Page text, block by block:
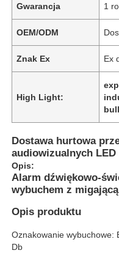
Gwarancja 1
OEM/ODM
Znak Ex Ex
High Light:
Dostawa hurtowa
audiowizualnych
Opis:
Alarm dźwiękowo-
wybuchem z
Opis produktu
Oznakowanie wybuchowe:
Db